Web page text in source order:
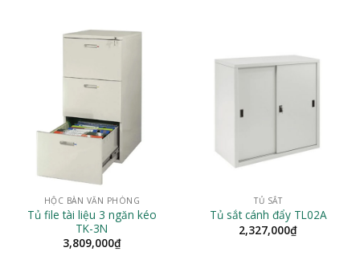
HỘC BÀN VĂN PHÒNG
Tủ file tài liệu 3 ngăn kéo
TK-3N
3,809,000₫
TỦ SẮT
Tủ sắt cánh đẩy TL02A
2,327,000₫